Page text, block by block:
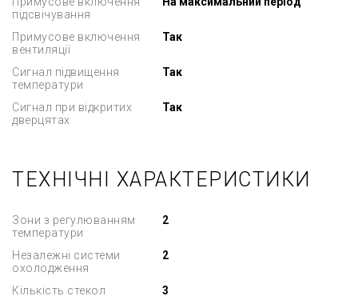
підсвічування
Примусове включення
вентиляції
Так
Сигнал підвищення
температури
Так
Сигнал при відкритих
дверцятах
Так
ТЕХНІЧНІ ХАРАКТЕРИСТИКИ
Зони з регулюванням
температури
2
Незалежні системи
охолодження
2
Кількість стекол 3